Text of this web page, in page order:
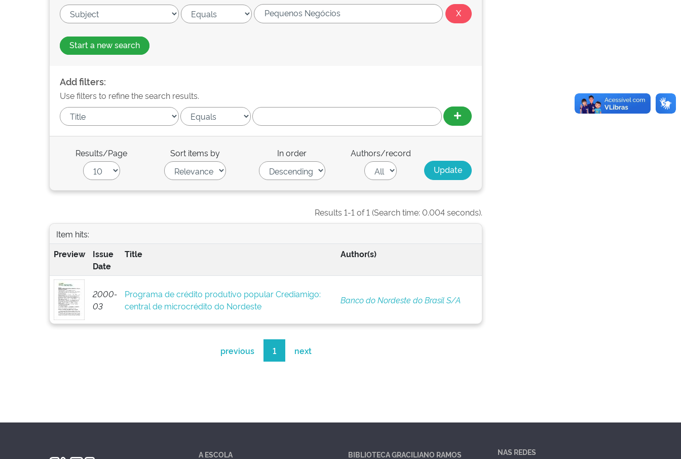
Start a new search
Add filters:
Use filters to refine the search results.
Results/Page Sort items by In order Authors/record
Results 1-1 of 1 (Search time: 0.004 seconds).
Item hits:
Preview
Issue
Date
Title Author(s)
2000-
03
Programa de crédito produtivo popular Crediamigo:
central de microcrédito do Nordeste
Banco do Nordeste do Brasil S/A
previous 1 next
A ESCOLA BIBLIOTECA GRACILIANO RAMOS NAS REDES